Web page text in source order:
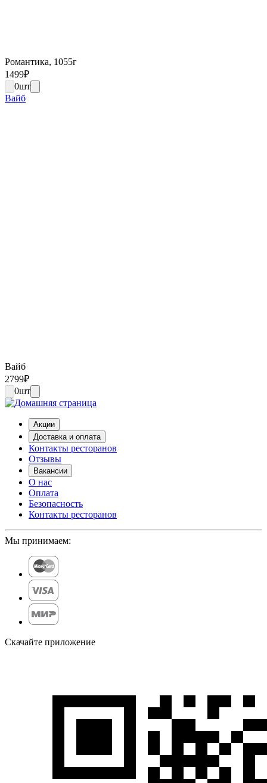
Романтика, 1055г
1499₽
0шт
Вайб
Вайб
2799₽
0шт
Акции
Доставка и оплата
Контакты ресторанов
Отзывы
Вакансии
О нас
Оплата
Безопасность
Контакты ресторанов
Мы принимаем:
Скачайте приложение